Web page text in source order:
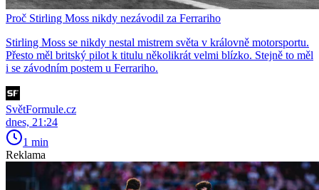
Proč Stirling Moss nikdy nezávodil za Ferrariho
Stirling Moss se nikdy nestal mistrem světa v královně motorsportu.
Přesto měl britský pilot k titulu několikrát velmi blízko. Stejně to měl
i se závodním postem u Ferrariho.
SvětFormule.cz
dnes, 21:24
1 min
Reklama